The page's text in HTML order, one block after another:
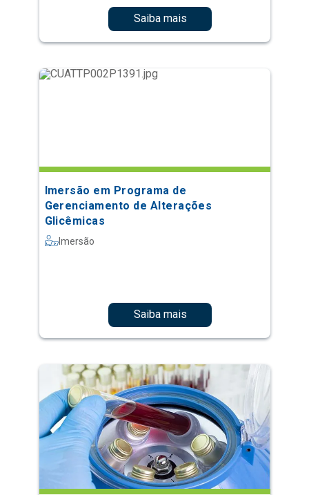
Saiba mais
Imersão em Programa de
Gerenciamento de Alterações
Glicêmicas
Imersão
Saiba mais